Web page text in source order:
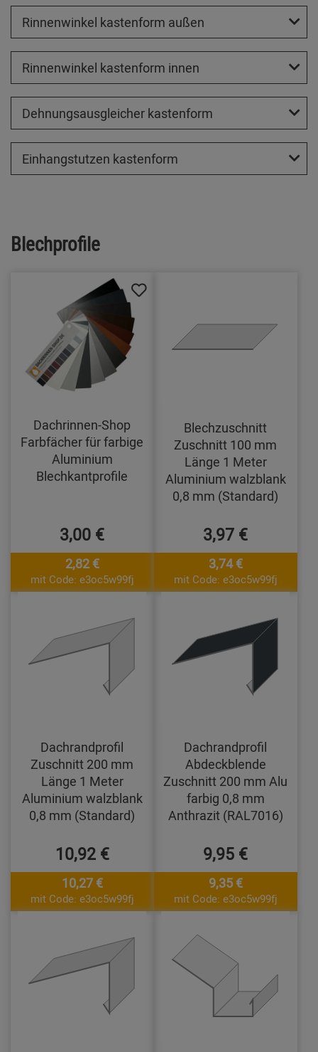
Rinnenwinkel kastenform außen
Rinnenwinkel kastenform innen
Dehnungsausgleicher kastenform
Einhangstutzen kastenform
Blechprofile
Dachrinnen-Shop
Farbfächer für farbige
Aluminium
Blechkantprofile
3,00 €
2,82 €
mit Code: e3oc5w99fj
Blechzuschnitt
Zuschnitt 100 mm
Länge 1 Meter
Aluminium walzblank
0,8 mm (Standard)
3,97 €
3,74 €
mit Code: e3oc5w99fj
Dachrandprofil
Zuschnitt 200 mm
Länge 1 Meter
Aluminium walzblank
0,8 mm (Standard)
10,92 €
10,27 €
mit Code: e3oc5w99fj
Dachrandprofil
Abdeckblende
Zuschnitt 200 mm Alu
farbig 0,8 mm
Anthrazit (RAL7016)
9,95 €
9,35 €
mit Code: e3oc5w99fj